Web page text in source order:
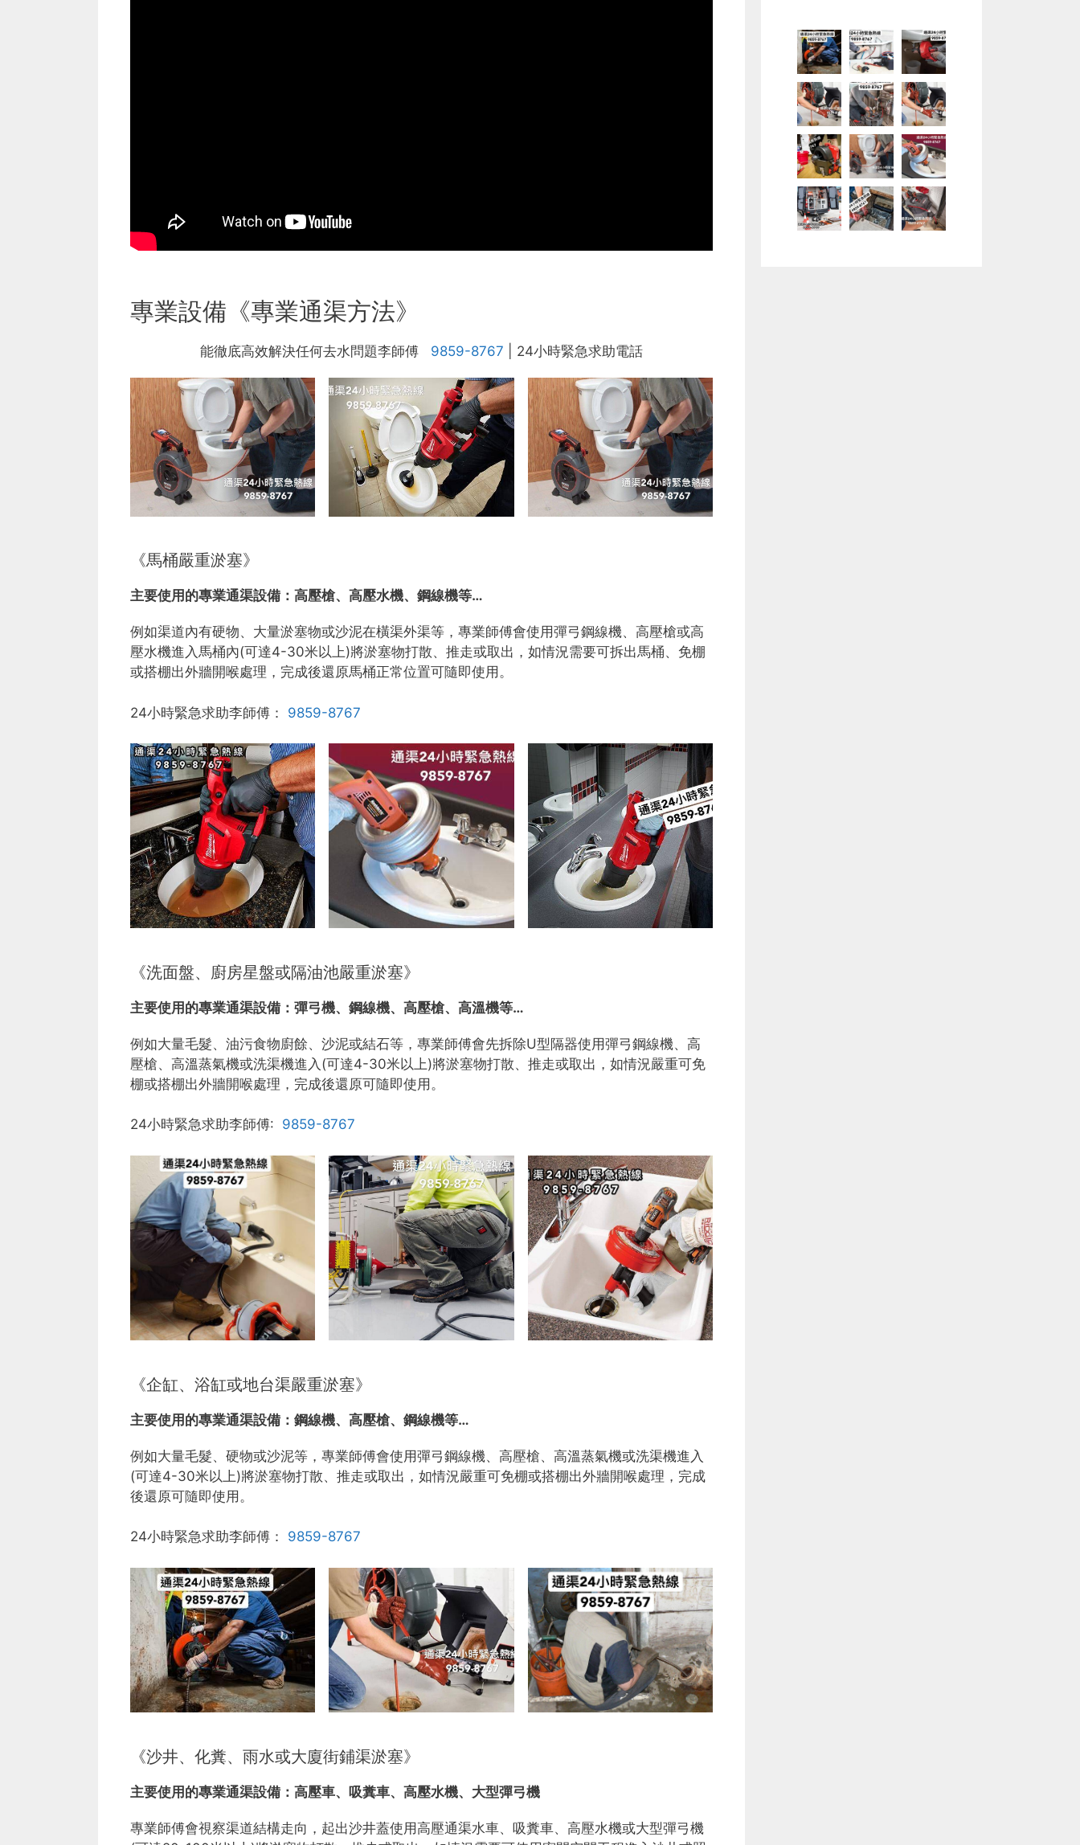
專業設備《專業通渠方法》
能徹底高效解決任何去水問題李師傅 9859-8767 | 24小時緊急求助電話
《馬桶嚴重淤塞》
主要使用的專業通渠設備： 高壓槍、高壓水機、鋼線機等…
例如渠道內有硬物、大量淤塞物或沙泥在橫渠外渠等，專業師傅會使用彈弓鋼線機、高壓槍或高
壓水機進入馬桶內(可達4-30米以上)將淤塞物打散、推走或取出，如情況需要可拆出馬桶、免棚
或搭棚出外牆開喉處理，完成後還原馬桶正常位置可隨即使用。
24小時緊急求助李師傅： 9859-8767
《洗面盤、廚房星盤或隔油池嚴重淤塞》
主要使用的專業通渠設備： 彈弓機、鋼線機、高壓槍、高溫機等…
例如大量毛髮、油污食物廚餘、沙泥或結石等，專業師傅會先拆除U型隔器使用彈弓鋼線機、高
壓槍、高溫蒸氣機或洗渠機進入(可達4-30米以上)將淤塞物打散、推走或取出，如情況嚴重可免
棚或搭棚出外牆開喉處理，完成後還原可隨即使用。
24小時緊急求助李師傅: 9859-8767
《企缸、浴缸或地台渠嚴重淤塞》
主要使用的專業通渠設備： 鋼線機、高壓槍、鋼線機等…
例如大量毛髮、硬物或沙泥等，專業師傅會使用彈弓鋼線機、高壓槍、高溫蒸氣機或洗渠機進入
(可達4-30米以上)將淤塞物打散、推走或取出，如情況嚴重可免棚或搭棚出外牆開喉處理，完成
後還原可隨即使用。
24小時緊急求助李師傅： 9859-8767
《沙井、化糞、雨水或大廈街鋪渠淤塞》
主要使用的專業通渠設備： 高壓車、吸糞車、高壓水機、大型彈弓機
專業師傅會視察渠道結構走向，起出沙井蓋使用高壓通渠水車、吸糞車、高壓水機或大型彈弓機